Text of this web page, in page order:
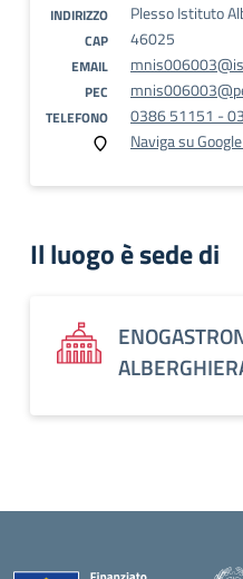
INDIRIZZO Plesso Istituto
CAP 46025
EMAIL
PEC
TELEFONO
0386 51151 -
Naviga su
Il luogo è sede di